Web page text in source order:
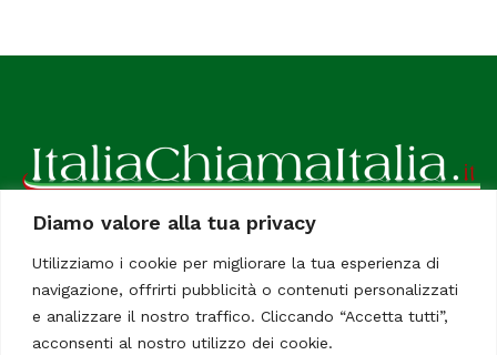
Diamo valore alla tua privacy
Utilizziamo i cookie per migliorare la tua esperienza di
navigazione, offrirti pubblicità o contenuti personalizzati
e analizzare il nostro traffico. Cliccando “Accetta tutti”,
acconsenti al nostro utilizzo dei cookie.
ItaliaChiamaItalia, il TUO quotidiano online preferito.
Dedicato in particolare a tutti gli italiani residenti all'estero.
Tutti i diritti sono riservati. Quotidiano online indipendente